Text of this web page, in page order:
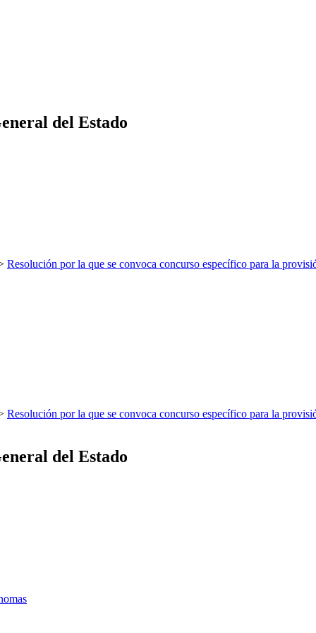
del Estado
Resolución por la que se convoca concurso específico para la
Resolución por la que se convoca concurso específico para la
del Estado